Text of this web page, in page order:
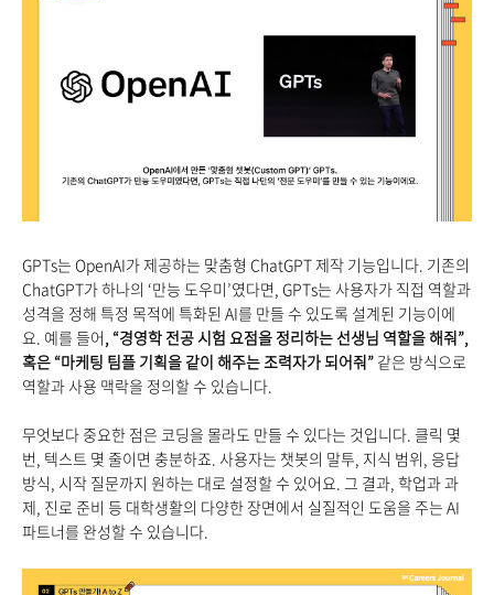
GPTs는 OpenAI가 제공하는 맞춤형 ChatGPT 제작 기능입니다. 기존의
ChatGPT가 하나의 ‘만능 도우미’였다면, GPTs는 사용자가 직접 역할과
성격을 정해 특정 목적에 특화된 AI를 만들 수 있도록 설계된 기능이에
요. 예를 들어, “경영학 전공 시험 요점을 정리하는 선생님 역할을 해줘”,
혹은 “마케팅 팀플 기획을 같이 해주는 조력자가 되어줘” 같은 방식으로
역할과 사용 맥락을 정의할 수 있습니다.
무엇보다 중요한 점은 코딩을 몰라도 만들 수 있다는 것입니다. 클릭 몇
번, 텍스트 몇 줄이면 충분하죠. 사용자는 챗봇의 말투, 지식 범위, 응답
방식, 시작 질문까지 원하는 대로 설정할 수 있어요. 그 결과, 학업과 과
제, 진로 준비 등 대학생활의 다양한 장면에서 실질적인 도움을 주는 AI
파트너를 완성할 수 있습니다.